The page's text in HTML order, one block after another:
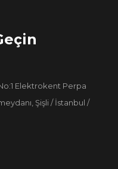
Elektrokent Perpa
Şişli / İstanbul /